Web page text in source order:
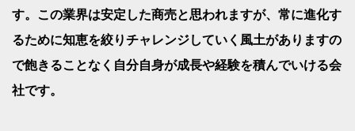
す。この業界は安定した商売と思われますが、常に進化す
るために知恵を絞りチャレンジしていく風土がありますの
で飽きることなく自分自身が成長や経験を積んでいける会
社です。